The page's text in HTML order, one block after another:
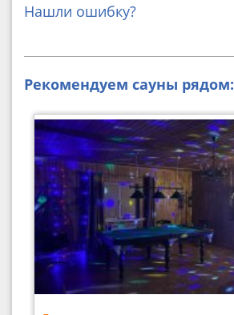
Нашли ошибку?
Рекомендуем сауны рядом: